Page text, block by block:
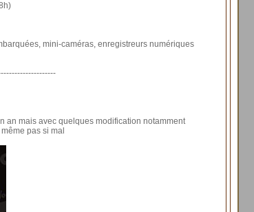
mini-caméras, enregistreurs numériques
an mais avec quelques modification notamment
pas si mal